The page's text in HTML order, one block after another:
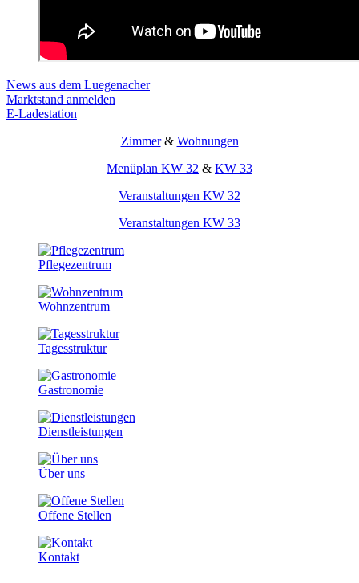
News aus dem Luegenacher
Marktstand anmelden
E-Ladestation
Zimmer& Wohnungen
Menüplan KW 32 & KW 33
Veranstaltungen KW 32
Veranstaltungen KW 33
Pflegezentrum
Wohnzentrum
Tagesstruktur
Gastronomie
Dienstleistungen
Über uns
Offene Stellen
Kontakt